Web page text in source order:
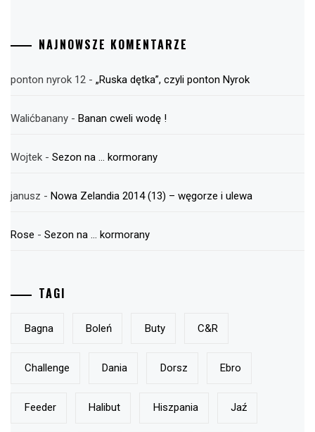
NAJNOWSZE KOMENTARZE
ponton nyrok 12 - „Ruska dętka”, czyli ponton Nyrok
Walićbanany - Banan cweli wodę !
Wojtek - Sezon na … kormorany
janusz - Nowa Zelandia 2014 (13) – węgorze i ulewa
Rose - Sezon na … kormorany
TAGI
Bagna Boleń Buty C&r
Challenge Dania Dorsz Ebro
Feeder Halibut Hiszpania Jaź